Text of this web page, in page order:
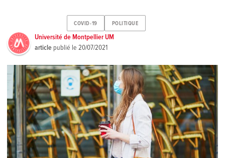
COVID-19 POLITIQUE
Université de Montpellier UM
article publié le20/07/2021